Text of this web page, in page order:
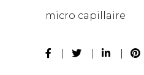
micro capillaire